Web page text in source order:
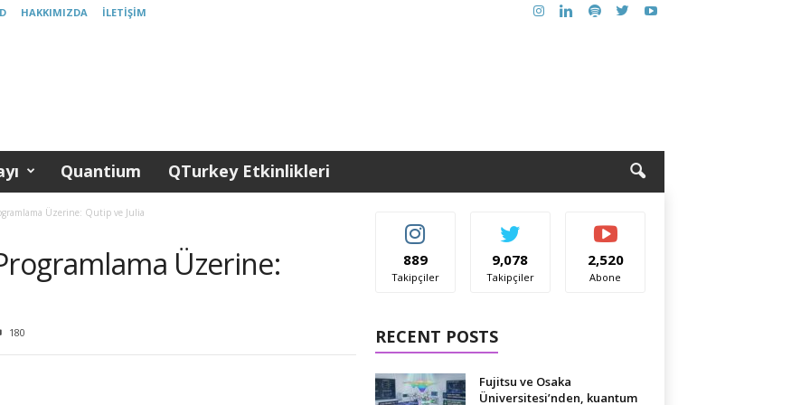
HAKKIMIZDA İLETIŞIM
Quantium QTurkey Etkinlikleri
Üzerine: Qutip ve Julia
Üzerine:
180
889
Takipçiler
9,078
Takipçiler
2,520
Abone
RECENT POSTS
Fujitsu ve Osaka
Üniversitesi’nden, kuantum